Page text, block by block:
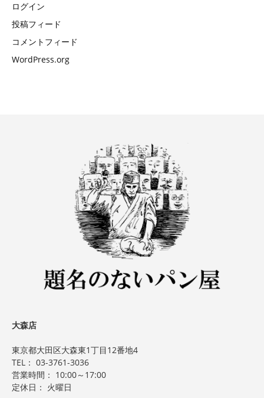
ログイン
投稿フィード
コメントフィード
WordPress.org
大森店
東京都大田区大森東1丁目12番地4
TEL： 03-3761-3036
営業時間： 10:00～17:00
定休日： 火曜日